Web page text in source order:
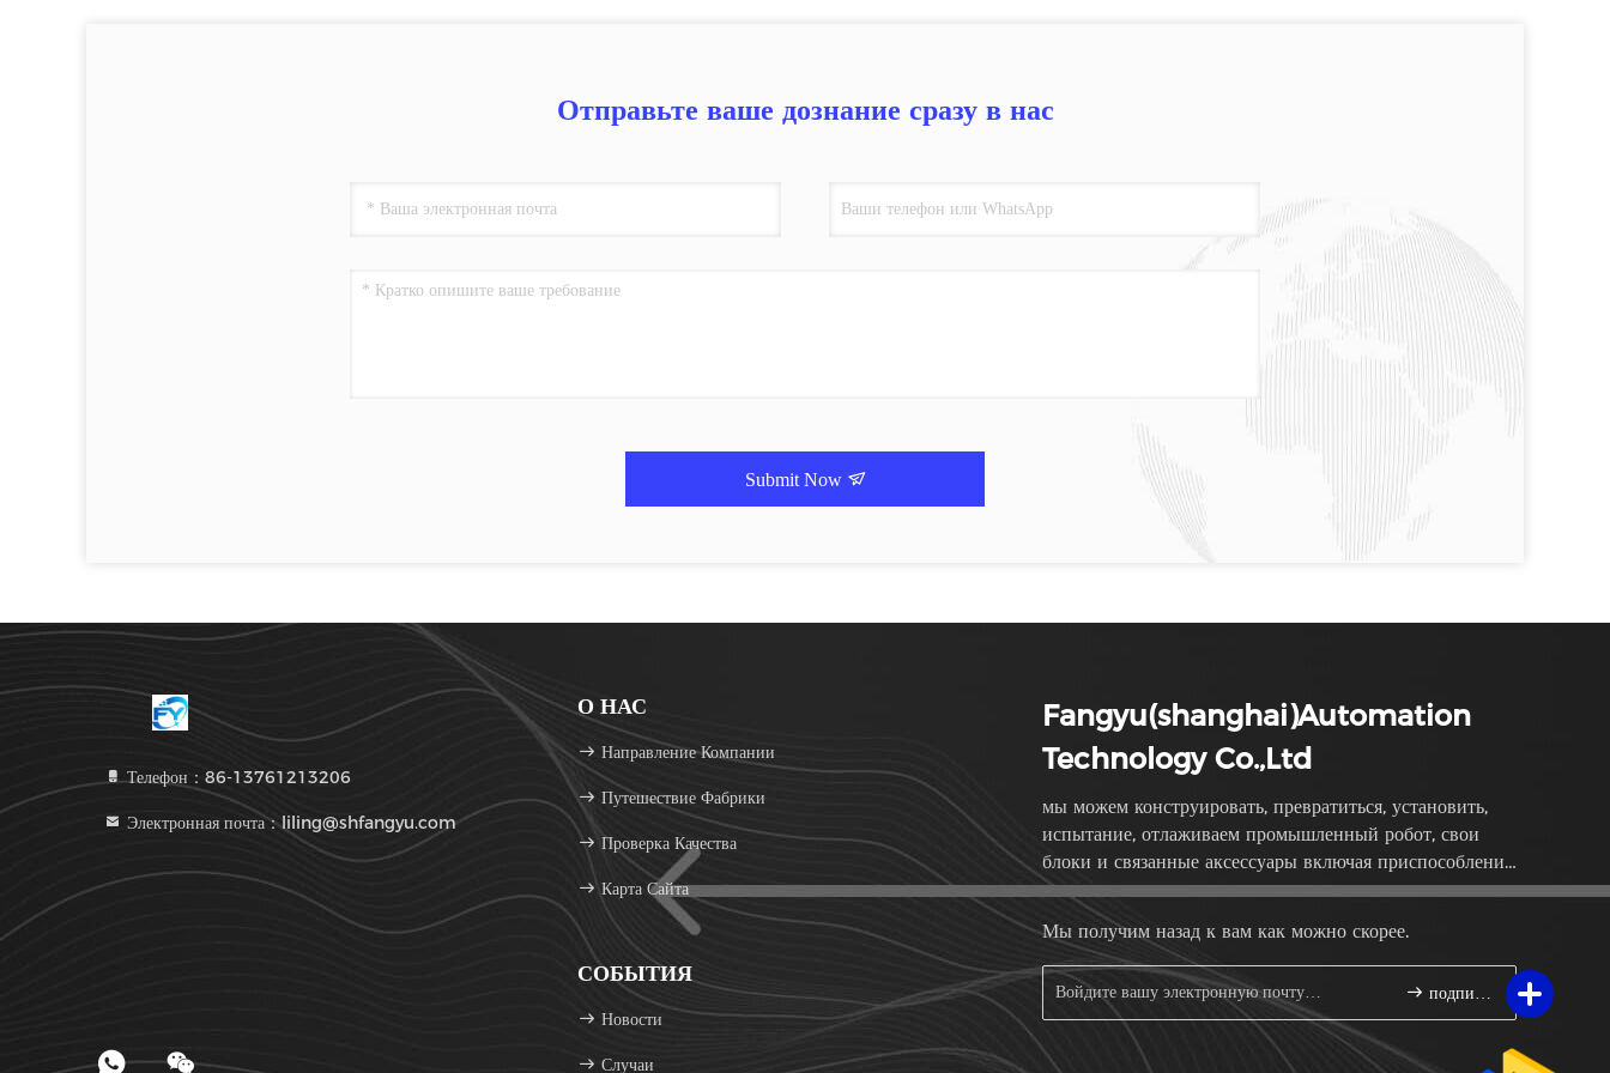
Отправьте ваше дознание сразу в нас
Submit Now
Телефон：86-13761213206
Электронная почта：liling@shfangyu.com
О НАС
Направление Компании
Путешествие Фабрики
Проверка Качества
Карта Сайта
СОБЫТИЯ
Новости
Случаи
Fangyu(shanghai)Automation
Technology Co.,Ltd
мы можем конструировать, превратиться, установить,
испытание, отлаживаем промышленный робот, свои
блоки и связанные аксессуары включая приспособление,
прибор передачи
Мы получим назад к вам как можно скорее.
подпишите вверх